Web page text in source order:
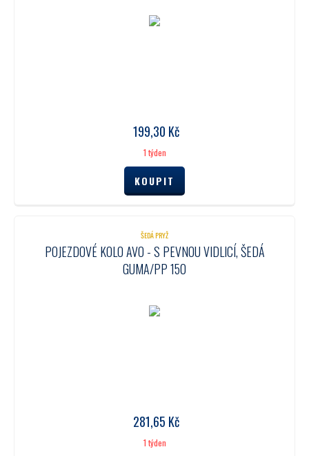
199,30 Kč
1 týden
ŠEDÁ PRYŽ
POJEZDOVÉ KOLO AVO - S PEVNOU VIDLICÍ, ŠEDÁ
GUMA/PP 150
281,65 Kč
1 týden